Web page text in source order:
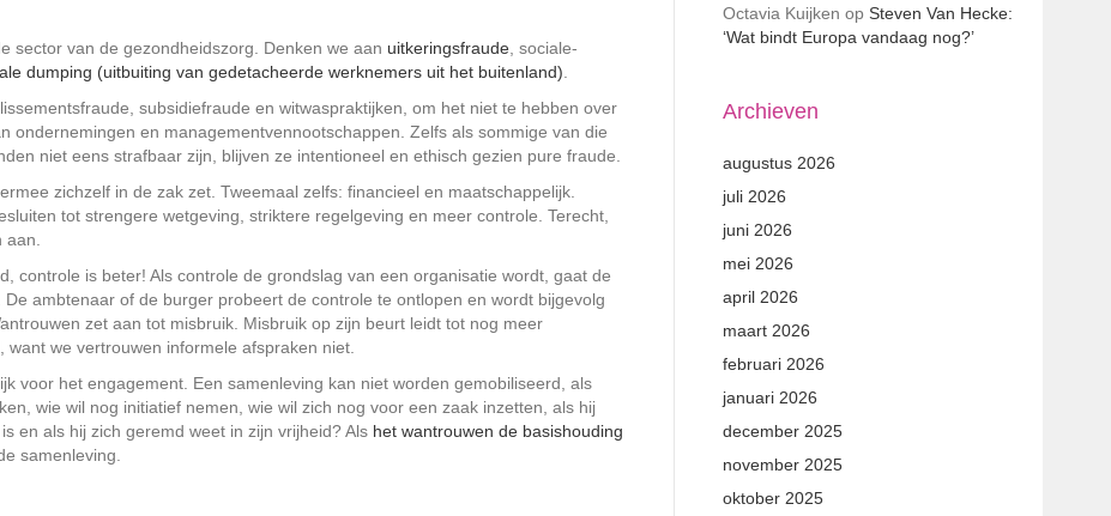
sector van de gezondheidszorg. Denken we aan uitkeringsfraude , sociale-
dumping (uitbuiting van gedetacheerde werknemers uit het buitenland)
subsidiefraude en witwaspraktijken, om het niet te hebben over
ondernemingen en managementvennootschappen. Zelfs als sommige van die
niet eens strafbaar zijn, blijven ze intentioneel en ethisch gezien pure fraude.
zichzelf in de zak zet. Tweemaal zelfs: financieel en maatschappelijk.
tot strengere wetgeving, striktere regelgeving en meer controle. Terecht,
controle is beter! Als controle de grondslag van een organisatie wordt, gaat de
ambtenaar of de burger probeert de controle te ontlopen en wordt bijgevolg
zet aan tot misbruik. Misbruik op zijn beurt leidt tot nog meer
we vertrouwen informele afspraken niet.
voor het engagement. Een samenleving kan niet worden gemobiliseerd, als
wie wil nog initiatief nemen, wie wil zich nog voor een zaak inzetten, als hij
en als hij zich geremd weet in zijn vrijheid? Als het wantrouwen de basishouding
samenleving.
Octavia Kuijken op Steven Van Hecke:
‘Wat bindt Europa vandaag nog?’
Archieven
augustus 2026
juli 2026
juni 2026
mei 2026
april 2026
maart 2026
februari 2026
januari 2026
december 2025
november 2025
oktober 2025